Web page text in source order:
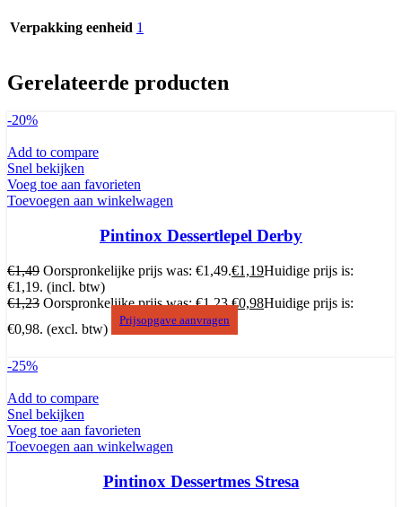
Verpakking eenheid 1
Gerelateerde producten
-20%
Add to compare
Snel bekijken
Voeg toe aan favorieten
Toevoegen aan winkelwagen
Pintinox Dessertlepel Derby
€1,49 Oorspronkelijke prijs was: €1,49.€1,19Huidige prijs is:
€1,19. (incl. btw)
€1,23 Oorspronkelijke prijs was: €1,23.€0,98Huidige prijs is:
€0,98. (excl. btw)
Prijsopgave aanvragen
-25%
Add to compare
Snel bekijken
Voeg toe aan favorieten
Toevoegen aan winkelwagen
Pintinox Dessertmes Stresa